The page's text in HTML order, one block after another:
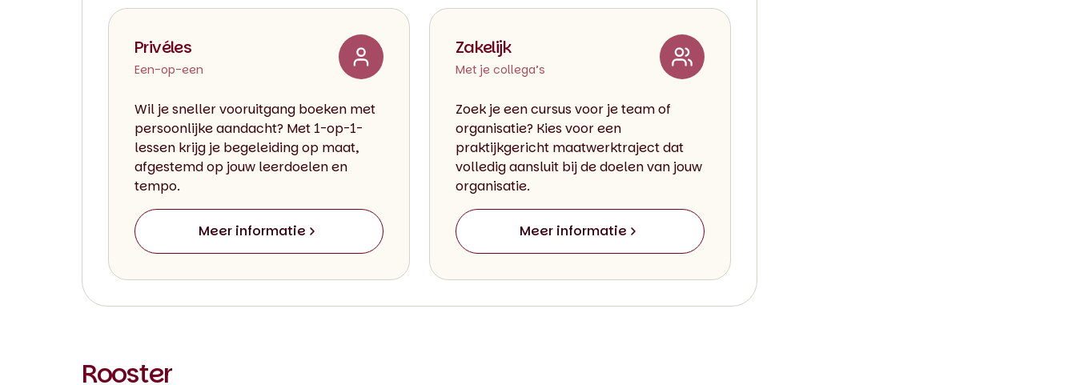
Privéles
Een-op-een
Wil je sneller vooruitgang boeken met
persoonlijke aandacht? Met 1-op-1-
lessen krijg je begeleiding op maat,
afgestemd op jouw leerdoelen en
tempo.
Meer informatie
Zakelijk
Met je collega’s
Zoek je een cursus voor je team of
organisatie? Kies voor een
praktijkgericht maatwerktraject dat
volledig aansluit bij de doelen van jouw
organisatie.
Meer informatie
Rooster